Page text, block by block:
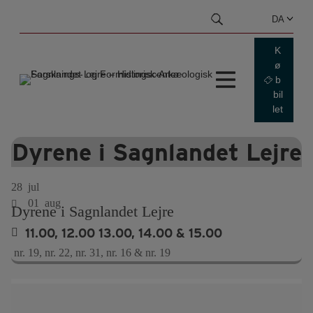
DA
K
ø
b
bil
let
Dyrene i Sagnlandet Lejre
28 jul
01
aug
Dyrene i Sagnlandet Lejre
11.00, 12.00 13.00, 14.00 & 15.00
nr. 19, nr. 22, nr. 31, nr. 16 & nr. 19